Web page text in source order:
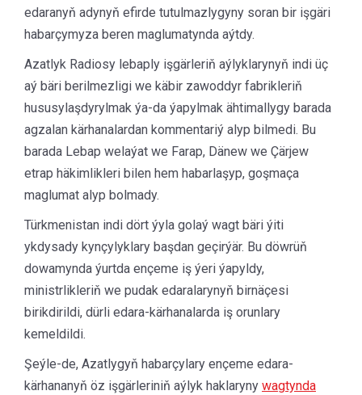
edaranyň adynyň efirde tutulmazlygyny soran bir işgäri
habarçymyza beren maglumatynda aýtdy.
Azatlyk Radiosy lebaply işgärleriň aýlyklarynyň indi üç
aý bäri berilmezligi we käbir zawoddyr fabrikleriň
hususylaşdyrylmak ýa-da ýapylmak ähtimallygy barada
agzalan kärhanalardan kommentariý alyp bilmedi. Bu
barada Lebap welaýat we Farap, Dänew we Çärjew
etrap häkimlikleri bilen hem habarlaşyp, goşmaça
maglumat alyp bolmady.
Türkmenistan indi dört ýyla golaý wagt bäri ýiti
ykdysady kynçylyklary başdan geçirýär. Bu döwrüň
dowamynda ýurtda ençeme iş ýeri ýapyldy,
ministrlikleriň we pudak edaralarynyň birnäçesi
birikdirildi, dürli edara-kärhanalarda iş orunlary
kemeldildi.
Şeýle-de, Azatlygyň habarçylary ençeme edara-
kärhananyň öz işgärleriniň aýlyk haklaryny wagtynda